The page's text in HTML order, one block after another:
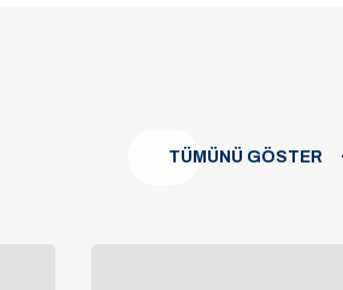
TÜMÜNÜ GÖSTER